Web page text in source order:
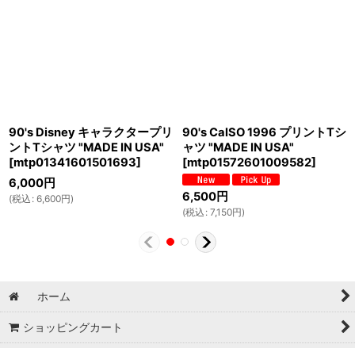
90's Disney キャラクタープリ
ントTシャツ "MADE IN USA"
[mtp01341601501693]
6,000円
(税込 : 6,600円)
90's CalSO 1996 プリントTシ
ャツ "MADE IN USA"
[mtp01572601009582]
6,500円
(税込 : 7,150円)
ホーム
ショッピングカート